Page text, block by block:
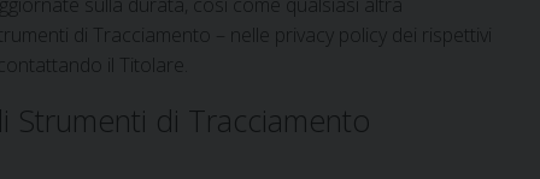
di Tracciamento – nelle privacy policy dei rispettivi
il Titolare.
Strumenti di Tracciamento